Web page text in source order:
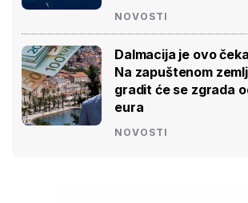
NOVOSTI
Dalmacija je ovo
Na zapuštenom
gradit će se zgrada
eura
NOVOSTI